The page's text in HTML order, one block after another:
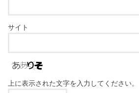
サイト
上に表示された文字を入力してください。